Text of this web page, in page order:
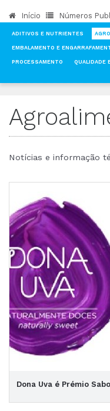
Início Números
ADITIVOS E NUTRIENTES
EMBALAMENTO E
PROCESSAMENTO QUALIDADE
Notícias e informação
Dona Uva é Prémio